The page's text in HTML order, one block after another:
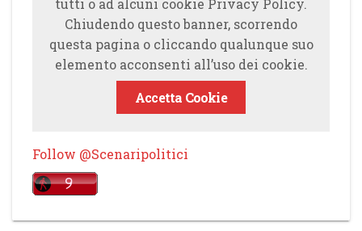
tutti o ad alcuni cookie Privacy Policy.
Chiudendo questo banner, scorrendo
questa pagina o cliccando qualunque suo
elemento acconsenti all’uso dei cookie.
Accetta Cookie
Follow @Scenaripolitici